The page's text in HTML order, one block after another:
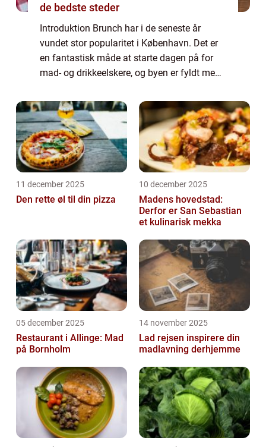
de bedste steder
Introduktion Brunch har i de seneste år
vundet stor popularitet i København. Det er
en fantastisk måde at starte dagen på for
mad- og drikkeelskere, og byen er fyldt med
lækre måltider omdrejet omkring morg...
11 december 2025
Den rette øl til din pizza
10 december 2025
Madens hovedstad:
Derfor er San Sebastian
et kulinarisk mekka
05 december 2025
Restaurant i Allinge: Mad
på Bornholm
14 november 2025
Lad rejsen inspirere din
madlavning derhjemme